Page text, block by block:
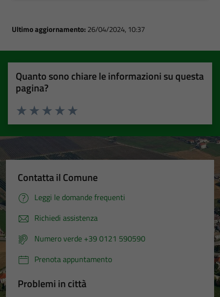
Ultimo aggiornamento: 26/04/2024, 10:37
Quanto sono chiare le informazioni su questa
pagina?
Valuta 5 stelle su 5
Valuta 4 stelle su 5
Valuta 3 stelle su 5
Valuta 2 stelle su 5
Valuta 1 stelle su 5
Contatta il Comune
Leggi le domande frequenti
Richiedi assistenza
Numero verde +39 0121 590590
Prenota appuntamento
Problemi in città